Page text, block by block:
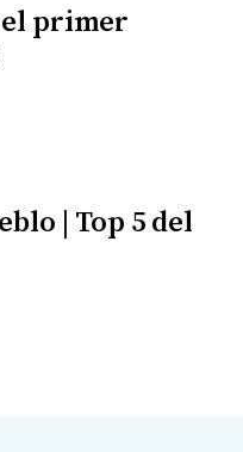
primer
| Top 5 del